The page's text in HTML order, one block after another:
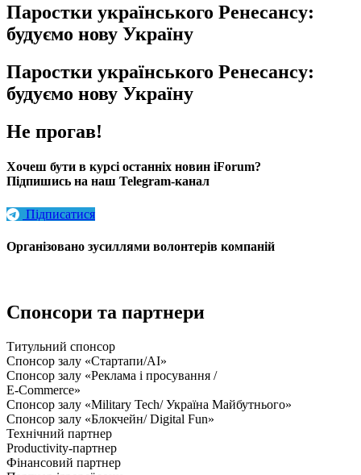
Паростки українського Ренесансу:
будуємо нову Україну
Паростки українського Ренесансу:
будуємо нову Україну
Не прогав!
Хочеш бути в курсі останніх новин iForum?
Підпишись на наш Telegram-канал
Підписатися
Організовано зусиллями волонтерів компаній
Спонсори та партнери
Титульний спонсор
Спонсор залу «Стартапи/AI»
Спонсор залу «Реклама і просування /
E-Commerce»
Спонсор залу «Military Tech/ Україна Майбутнього»
Спонсор залу «Блокчейн/ Digital Fun»
Технічний партнер
Productivity-партнер
Фінансовий партнер